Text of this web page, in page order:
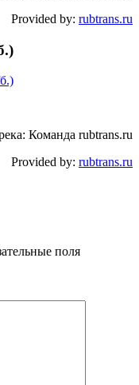
Provided by: rubtrans.ru
Команда rubtrans.ru
Provided by: rubtrans.ru
поля